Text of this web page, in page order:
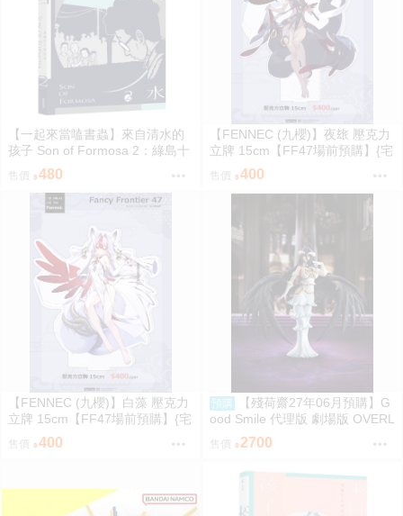
【一起來當嗑書蟲】來自清水的
孩子 Son of Formosa 2：綠島十
售價 480
【FENNEC (九櫻)】夜玈 壓克力
立牌 15cm【FF47場前預購】{宅
售價 400
【FENNEC (九櫻)】白藻 壓克力
立牌 15cm【FF47場前預購】{宅
售價 400
預購
【殘荷齋27年06月預購】G
ood Smile 代理版 劇場版 OVERL
ORD 聖王國篇 雅兒貝德 figma
可動 0917
售價 2700